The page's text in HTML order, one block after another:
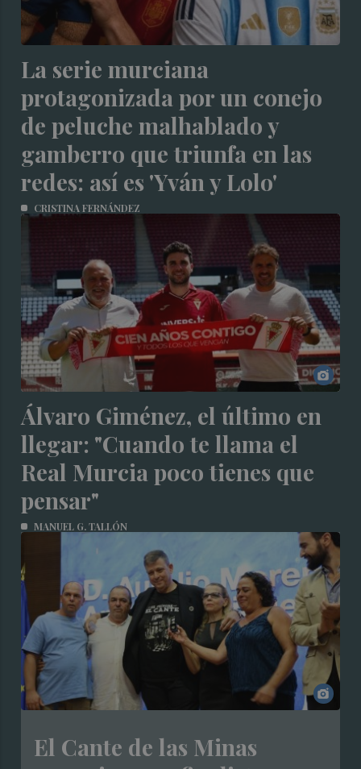
La serie murciana
protagonizada por un conejo
de peluche malhablado y
gamberro que triunfa en las
redes: así es 'Yván y Lolo'
CRISTINA FERNÁNDEZ
Álvaro Giménez, el último en
llegar: "Cuando te llama el
Real Murcia poco tienes que
pensar"
MANUEL G. TALLÓN
El Cante de las Minas